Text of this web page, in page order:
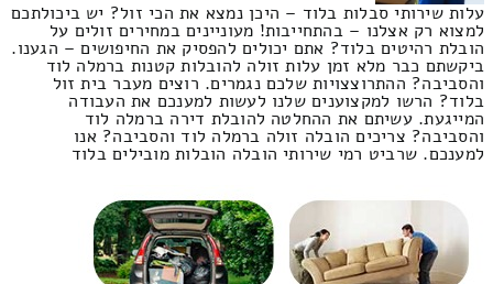
עלות שירותי סבלות בלוד – היכן נמצא את הכי זול? יש ביכולתכם
למצוא רק אצלנו – בהתחייבות! מעוניינים במחירים זולים על
הובלת רהיטים בלוד? אתם יכולים להפסיק את החיפושים – הגענו.
ביקשתם כבר מלא זמן עלות זולה להובלות קטנות ברמלה לוד
והסביבה? ההתרוצצויות שלכם נגמרים. רוצים מעבר בית זול
בלוד? הרשו למקצוענים שלנו לעשות למענכם את העבודה
המייגעת. עשיתם את ההחלטה להובלת דירה ברמלה לוד
והסביבה? צריכים הובלה זולה ברמלה לוד והסביבה? אנו
למענכם. שרביט רמי שירותי הובלה הובלות מובילים בלוד